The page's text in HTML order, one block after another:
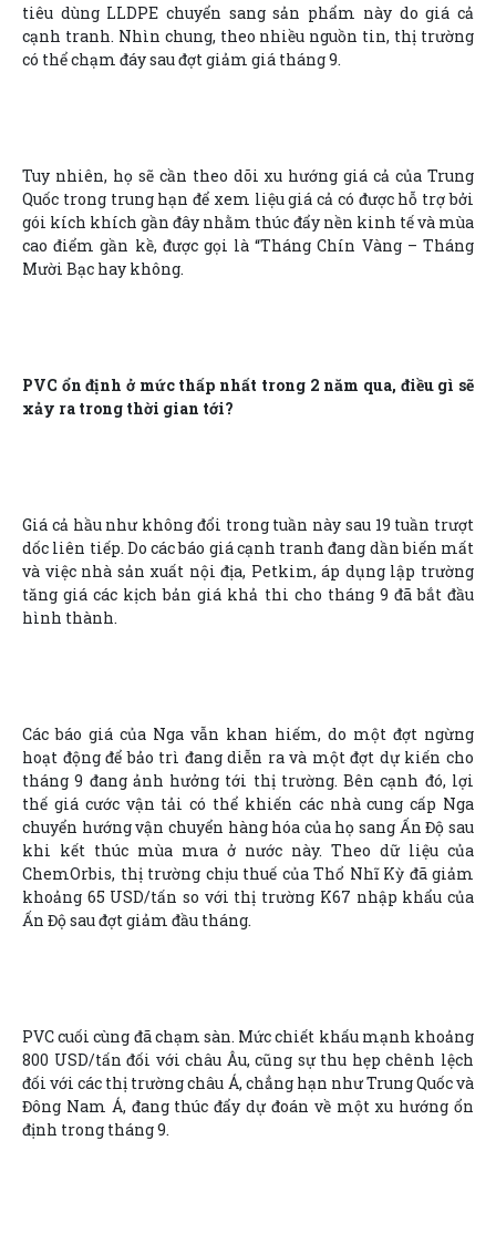
tiêu dùng LLDPE chuyển sang sản phẩm này do giá cả
cạnh tranh. Nhìn chung, theo nhiều nguồn tin, thị trường
có thể chạm đáy sau đợt giảm giá tháng 9.
Tuy nhiên, họ sẽ cần theo dõi xu hướng giá cả của Trung
Quốc trong trung hạn để xem liệu giá cả có được hỗ trợ bởi
gói kích khích gần đây nhằm thúc đẩy nền kinh tế và mùa
cao điểm gần kề, được gọi là “Tháng Chín Vàng – Tháng
Mười Bạc hay không.
PVC ổn định ở mức thấp nhất trong 2 năm qua, điều gì sẽ
xảy ra trong thời gian tới?
Giá cả hầu như không đổi trong tuần này sau 19 tuần trượt
dốc liên tiếp. Do các báo giá cạnh tranh đang dần biến mất
và việc nhà sản xuất nội địa, Petkim, áp dụng lập trường
tăng giá các kịch bản giá khả thi cho tháng 9 đã bắt đầu
hình thành.
Các báo giá của Nga vẫn khan hiếm, do một đợt ngừng
hoạt động để bảo trì đang diễn ra và một đợt dự kiến cho
tháng 9 đang ảnh hưởng tới thị trường. Bên cạnh đó, lợi
thế giá cước vận tải có thể khiến các nhà cung cấp Nga
chuyển hướng vận chuyển hàng hóa của họ sang Ấn Độ sau
khi kết thúc mùa mưa ở nước này. Theo dữ liệu của
ChemOrbis, thị trường chịu thuế của Thổ Nhĩ Kỳ đã giảm
khoảng 65 USD/tấn so với thị trường K67 nhập khẩu của
Ấn Độ sau đợt giảm đầu tháng.
PVC cuối cùng đã chạm sàn. Mức chiết khấu mạnh khoảng
800 USD/tấn đối với châu Âu, cũng sự thu hẹp chênh lệch
đối với các thị trường châu Á, chẳng hạn như Trung Quốc và
Đông Nam Á, đang thúc đẩy dự đoán về một xu hướng ổn
định trong tháng 9.